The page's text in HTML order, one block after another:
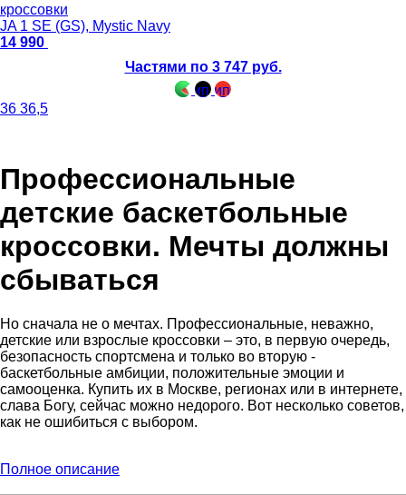
кроссовки
JA 1 SE (GS), Mystic Navy
14 990
Частями по 3 747 руб.
36 36,5
Профессиональные
детские баскетбольные
кроссовки. Мечты должны
сбываться
Но сначала не о мечтах. Профессиональные, неважно,
детские или взрослые кроссовки – это, в первую очередь,
безопасность спортсмена и только во вторую -
баскетбольные амбиции, положительные эмоции и
самооценка. Купить их в Москве, регионах или в интернете,
слава Богу, сейчас можно недорого. Вот несколько советов,
как не ошибиться с выбором.
Полное описание